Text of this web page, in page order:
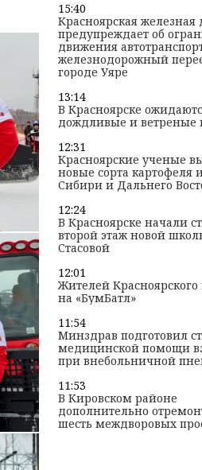
15:40
Красноярская железная
предупреждает об
движения
железнодорожный
городе Уяре
13:14
В Красноярске
дождливые и ветреные
12:31
Красноярские ученые
новые сорта картофеля
Сибири и Дальнего
12:24
В Красноярске начали
второй этаж новой
Стасовой
12:01
Жителей Красноярского
на «БумБатл»
11:54
Минздрав подготовил
медицинской помощи
при внебольничной
11:53
В Кировском районе
дополнительно
шесть междворовых